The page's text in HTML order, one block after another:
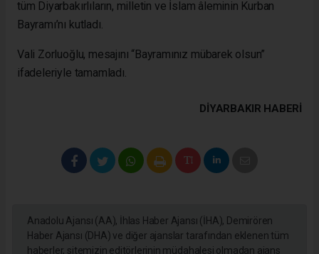
tüm Diyarbakırlıların, milletin ve İslam âleminin Kurban
Bayramı’nı kutladı.
Vali Zorluoğlu, mesajını “Bayramınız mübarek olsun”
ifadeleriyle tamamladı.
DIYARBAKIR HABERİ
Anadolu Ajansı (AA), İhlas Haber Ajansı (İHA), Demirören
Haber Ajansı (DHA) ve diğer ajanslar tarafından eklenen tüm
haberler, sitemizin editörlerinin müdahalesi olmadan ajans